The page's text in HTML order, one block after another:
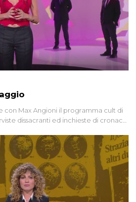
con Max Angioni il programma cult di
dissacranti ed inchieste di cronaca